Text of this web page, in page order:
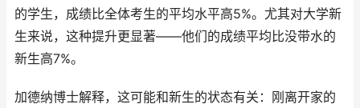
的学生，成绩比全体考生的平均水平高5%。尤其对大学新
生来说，这种提升更显著——他们的成绩平均比没带水的
新生高7%。
加德纳博士解释，这可能和新生的状态有关：刚离开家的